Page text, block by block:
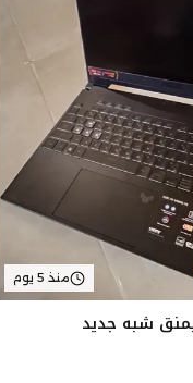
منذ 5 يوم
شبه جديد